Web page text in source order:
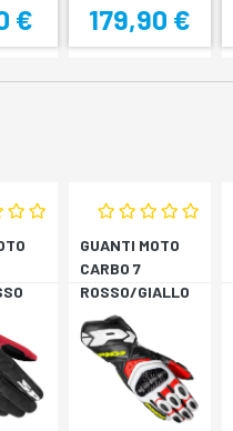
€ 179,90 €
GUANTI MOTO
CARBO 7
ROSSO/GIALLO
FLUORESCENTE